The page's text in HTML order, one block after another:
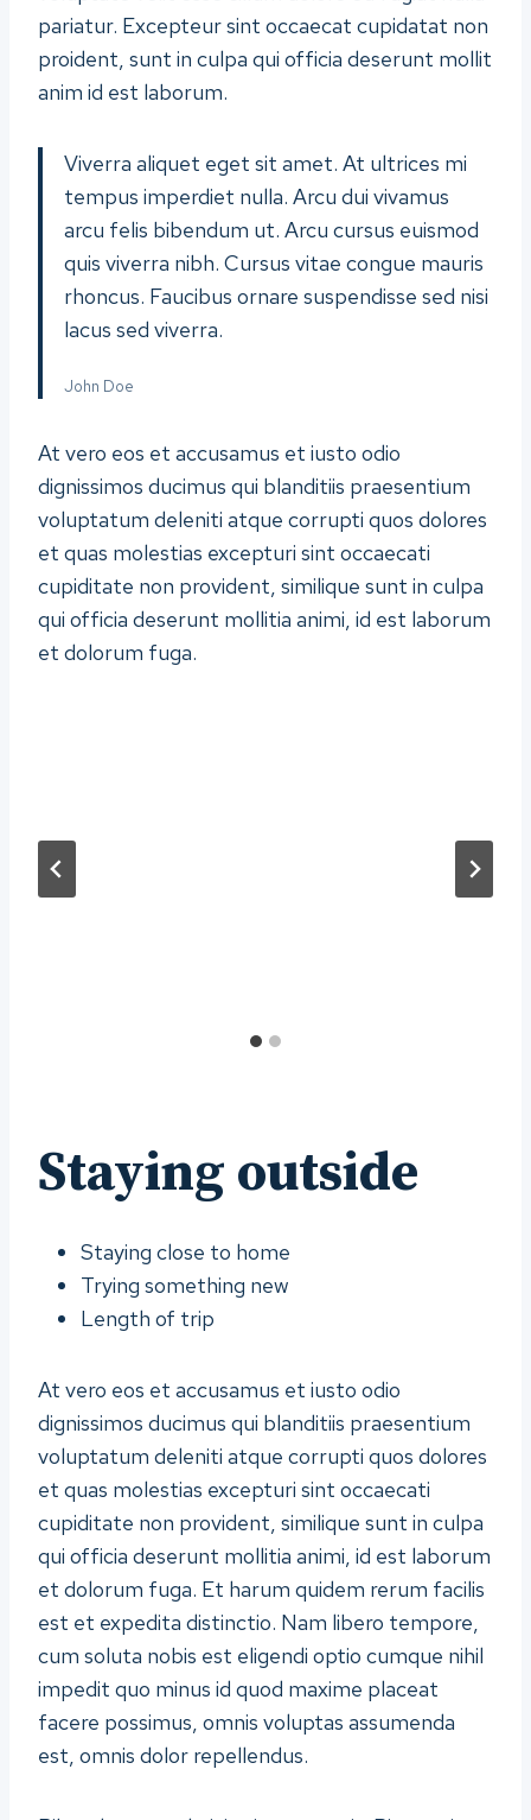
pariatur. Excepteur sint occaecat cupidatat non
proident, sunt in culpa qui officia deserunt mollit
anim id est laborum.
Viverra aliquet eget sit amet. At ultrices mi
tempus imperdiet nulla. Arcu dui vivamus
arcu felis bibendum ut. Arcu cursus euismod
quis viverra nibh. Cursus vitae congue mauris
rhoncus. Faucibus ornare suspendisse sed nisi
lacus sed viverra.
John Doe
At vero eos et accusamus et iusto odio
dignissimos ducimus qui blanditiis praesentium
voluptatum deleniti atque corrupti quos dolores
et quas molestias excepturi sint occaecati
cupiditate non provident, similique sunt in culpa
qui officia deserunt mollitia animi, id est laborum
et dolorum fuga.
Staying outside
Staying close to home
Trying something new
Length of trip
At vero eos et accusamus et iusto odio
dignissimos ducimus qui blanditiis praesentium
voluptatum deleniti atque corrupti quos dolores
et quas molestias excepturi sint occaecati
cupiditate non provident, similique sunt in culpa
qui officia deserunt mollitia animi, id est laborum
et dolorum fuga. Et harum quidem rerum facilis
est et expedita distinctio. Nam libero tempore,
cum soluta nobis est eligendi optio cumque nihil
impedit quo minus id quod maxime placeat
facere possimus, omnis voluptas assumenda
est, omnis dolor repellendus.